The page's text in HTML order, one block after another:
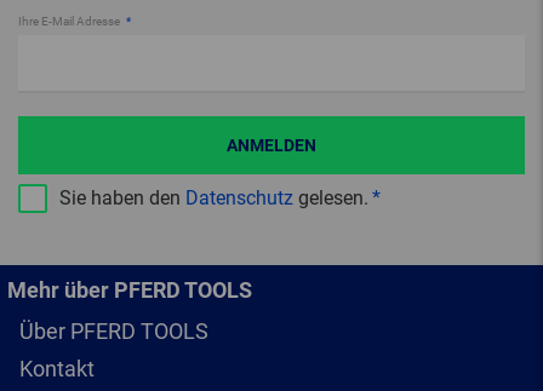
Ihre E-Mail Adresse
Sie haben den Datenschutz gelesen.
ANMELDEN
Mehr über PFERD TOOLS
Über PFERD TOOLS
Kontakt